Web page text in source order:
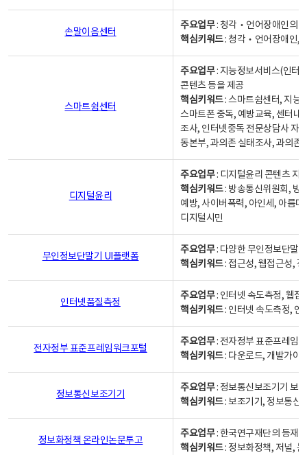
손말이음센터
주요업무: 청각‧언어장애인의
핵심키워드: 청각‧언어장애인,
스마트쉼센터
주요업무: 지능정보서비스(인터
콘텐츠 등을 제공
핵심키워드: 스마트쉼센터, 지능
스마트폰 중독, 예방교육, 센터내
조사, 인터넷중독 전문상담사 자
동본부, 과의존 실태조사, 과의존
디지털윤리
주요업무: 디지털윤리 콘텐츠 지
핵심키워드: 방송통신위원회, 방
예방, 사이버폭력, 아인세, 아름
디지털시민
무인정보단말기 UI플랫폼
주요업무: 다양한 무인정보단말
핵심키워드: 접근성, 웹접근성,
인터넷품질측정
주요업무: 인터넷 속도측정, 웹접
핵심키워드: 인터넷 속도측정, 인
전자정부 표준프레임워크포털
주요업무: 전자정부 표준프레임
핵심키워드: 다운로드, 개발가이
정보통신보조기기
주요업무: 정보통신보조기기 보
핵심키워드: 보조기기, 정보통신
정보화정책 온라인논문투고
주요업무: 한국연구재단의 등재
핵심키워드: 정보화정책, 저널,